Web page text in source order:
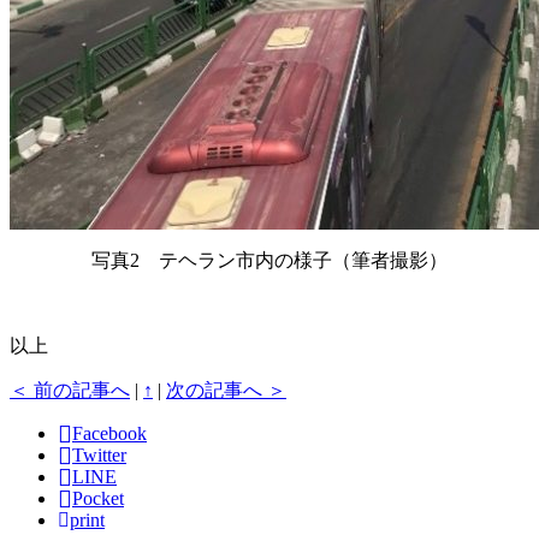
写真2 テヘラン市内の様子（筆者撮影）
以上
＜ 前の記事へ | ↑ | 次の記事へ ＞
Facebook
Twitter
LINE
Pocket
print